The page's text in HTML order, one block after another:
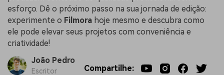
esforço. Dê o próximo passo na sua jornada de edição:
experimente o Filmora hoje mesmo e descubra como
ele pode elevar seus projetos com conveniência e
criatividade!
João Pedro
Escritor Compartilhe: